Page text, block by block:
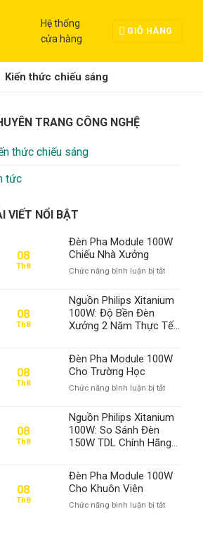
Hệ thống
cửa hàng
GIỎ HÀNG
Kiến thức chiếu sáng
TRANG CÔNG NGHỆ
thức chiếu sáng
tức
VIẾT NỔI BẬT
08
Th8
Đèn Pha Module 100W
Chiếu Nhà Xưởng
Chức năng bình luận bị tắtở
Module
100W
Chiếu
Xưởng
08
Th8
Nguồn Philips Xitanium
100W: Độ Bền Đèn
Xưởng 2 Năm Thực Tế
08
Th8
Đèn Pha Module 100W
Cho Trường Học
Chức năng bình luận bị tắtở
Module
Cho
Học
08
Th8
Nguồn Philips Xitanium
100W: So Sánh Đèn
150W TDL Chính Hãng
08
Th8
Đèn Pha Module 100W
Cho Khuôn Viên
Chức năng bình luận bị tắtở